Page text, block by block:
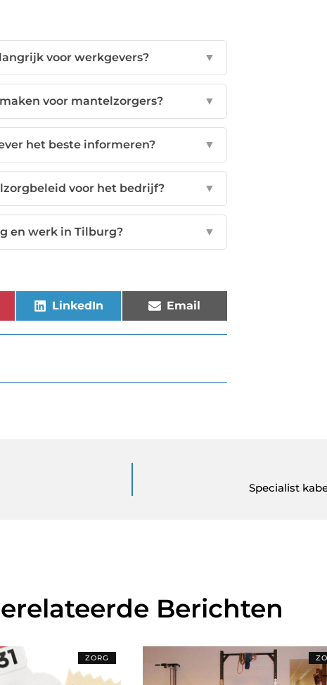
voor werkgevers? ▼
voor mantelzorgers? ▼
het beste informeren? ▼
voor het bedrijf? ▼
en werk in Tilburg? ▼
LinkedIn Email
Specialist
Berichten
ZORG